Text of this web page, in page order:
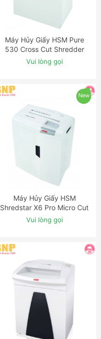
ĐẶT NGAY
Máy Hủy Giấy HSM Pure
530 Cross Cut Shredder
Vui lòng gọi
New
ĐẶT NGAY
Máy Hủy Giấy HSM
Shredstar X6 Pro Micro Cut
Shredder
Vui lòng gọi